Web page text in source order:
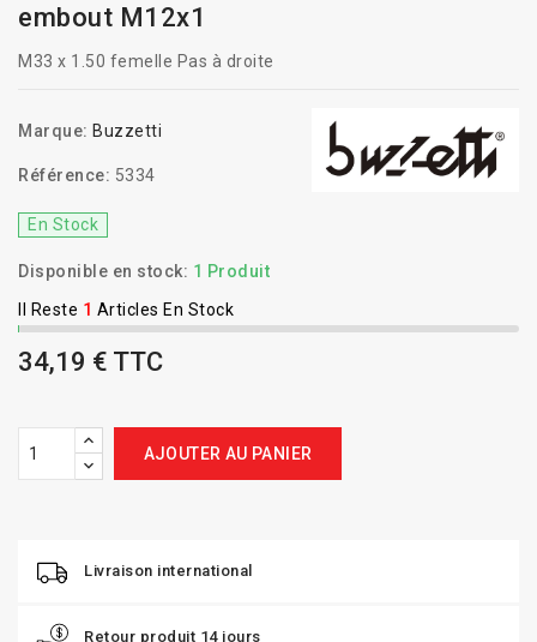
embout M12x1
M33 x 1.50 femelle Pas à droite
Marque: Buzzetti
Référence: 5334
En Stock
Disponible en stock: 1 Produit
Il Reste 1 Articles En Stock
34,19 € TTC
AJOUTER AU PANIER
Livraison international
Retour produit 14 jours